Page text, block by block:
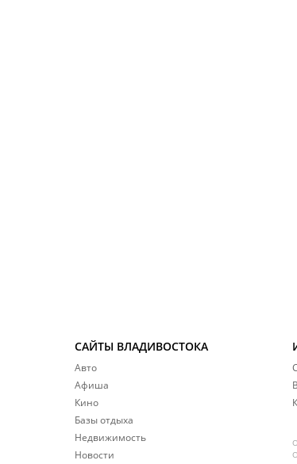
САЙТЫ ВЛАДИВОСТОКА
Авто
Афиша
Кино
Базы отдыха
Недвижимость
Новости